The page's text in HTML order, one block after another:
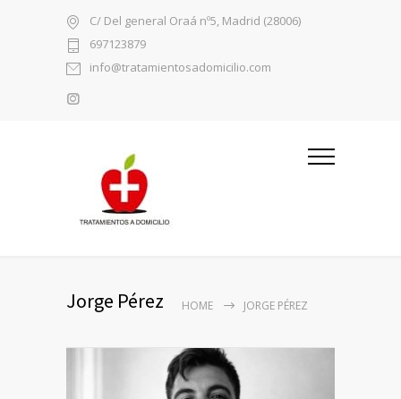
C/ Del general Oraá nº5, Madrid (28006)
697123879
info@tratamientosadomicilio.com
Jorge Pérez HOME JORGE PÉREZ